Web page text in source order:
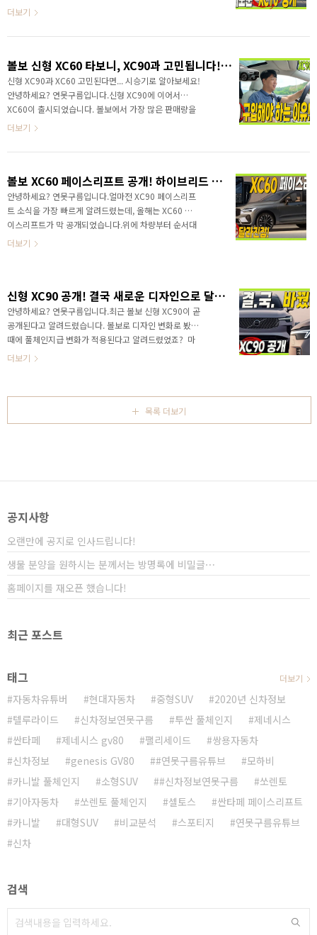
다. ✔ 2% 캐시백 ..
만, 글로벌 자동차 시장은 예상과 다르게 전동화가 늦어
회귀하고 있습니다. 볼보 XC70 부활! 전기차 같은 내연
인기를 얻고 있으며, 유럽과 같은 시장은 플러그인 하이
브리드가 높은 인기를 얻고 있습니다. 볼보가 신형
XC70을 공개했습니다. XC70 이라구요? XC40 소형
XC60 중형 XC90 대형 이렇게 라인업이 존재하는데..
사속에 사라졌지만 볼보가 XC70을 부활시켰습니다.그
럼 기..
더보기
볼보 신형 XC60 타보니, XC90과 고민됩니다! 결론은 XC60 구입하세요!
신형 XC90과 XC60 고민된다면... 시승기로 알아보세요!
안녕하세요? 연못구름입니다.신형 XC90에 이어서
XC60이 출시되었습니다. 볼보에서 가장 많은 판매량을
자랑하는 차량인 XC60인데요.누적으로 270만대나 판매
니다. 승차감과 주행성능 끝판왕은.. 에어 서스펜션이죠?
XC60에 적용되었습니다. 신형 XC60은 대형 SUV XC90
과 어떤 차이가 있는지 영상으로 만나보세
요!&nbsp;&nbsp;"> 신차를 구입할 때 가격이 가장 중
요하죠? 그럼 XC60 플러스 트림과 XC60 울트라 트림의
좀 더 추천해 드릴 수..
더보기
볼보 XC60 페이스리프트 공개! 하이브리드 달라진 점!
안녕하세요? 연못구름입니다.얼마전 XC90 페이스리프
트 소식을 가장 빠르게 알려드렸는데, 올해는 XC60 페
이스리프트가 막 공개되었습니다.위에 차량부터 순서대
로 공개되는 방법은 좋은 방법인 것 같구요!XC60은
하비와 비슷할 것 같습니다.그럼 어떤 점이 달라졌는지..
지금 XC60 구입을 고려하신다면 집중해서 보시죠! 볼
보 XC60 시승기도 참고하세요!&nbsp;&nbsp;">
XC60은 볼보에서 가장 효자 차량이라고 할 수 있습니
다. 볼보 전체 판매량의 25% 이상을 차지하고 있는 차
량이라서 가장 신경써서 만드는 차량이라고 할 수 ..
더보기
신형 XC90 공개! 결국 새로운 디자인으로 달라졌다! 풀체인지급 변화??
안녕하세요? 연못구름입니다.최근 볼보 신형 XC90이 곧
공개된다고 알려드렸습니다. 볼보로 디자인 변화로 봤을
때에 풀체인지급 변화가 적용된다고 알려드렸었죠? 마
침내 공개되었습니다. 새로운 플래그십 SUV #XC90 을
type="html">HTML 삽입미리보기할 수 없는 소스 공
식 영상을 보셨는데 2가지 반응 일 것 같습니다.먼저 볼
보에 관심이 많은 분들이라면 이번에 정말 많이 달라졌
스리프트시에 풀체인지급 변경 수준으로 달라지기 때문..
더보기
목록 더보기
공지사항
오랜만에 공지로 인사드립니다!
생물 분양을 원하시는 분께서는 방명록에 비밀글⋯
홈페이지를 재오픈 했습니다!
최근 포스트
태그
자동차유튜버 현대자동차 중형SUV
2020년 신차정보
텔루라이드
신차정보연못구름 투싼 풀체인지
제네시스
싼타페
제네시스 gv80 팰리세이드
쌍용자동차
신차정보
genesis GV80 #연못구름유튜브
모하비
카니발 풀체인지
소형SUV #신차정보연못구름
쏘렌토
기아자동차
쏘렌토 풀체인지 셀토스
싼타페 페이스리프트
카니발
대형SUV 비교분석 스포티지
연못구름유튜브
신차
더보기
검색